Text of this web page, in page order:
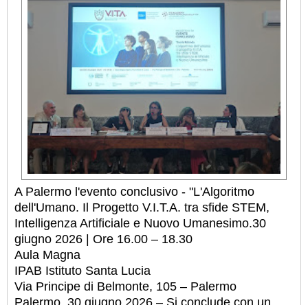
A Palermo l'evento conclusivo - "L'Algoritmo
dell'Umano. Il Progetto V.I.T.A. tra sfide STEM,
Intelligenza Artificiale e Nuovo Umanesimo.30
giugno 2026 | Ore 16.00 – 18.30
Aula Magna
IPAB Istituto Santa Lucia
Via Principe di Belmonte, 105 – Palermo
Palermo, 30 giugno 2026 – Si conclude con un